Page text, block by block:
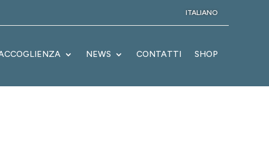
ITALIANO
NEWS CONTATTI SHOP